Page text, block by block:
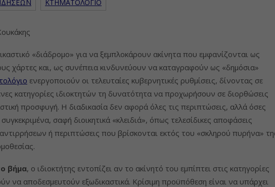
ΚΤΗΜΑΤΟΛΟΓΙΟ
«διάδρομο» για να ξεμπλοκάρουν ακίνητα που εμφανίζονται ως
χάρτες και, ως συνέπεια κινδυνεύουν να καταγραφούν ως «δημόσια»
ενεργοποιούν οι τελευταίες κυβερνητικές ρυθμίσεις, δίνοντας σε
κατηγορίες ιδιοκτητών τη δυνατότητα να προχωρήσουν σε διορθώσεις
προσφυγή. Η διαδικασία δεν αφορά όλες τις περιπτώσεις, αλλά όσες
σαφή διοικητικά «κλειδιά», όπως τελεσίδικες αποφάσεις
ή περιπτώσεις που βρίσκονται εκτός του «σκληρού πυρήνα»
βήμα, ο ιδιοκτήτης εντοπίζει αν το ακίνητό του εμπίπτει στις κατηγορίες
να αποδεσμευτούν εξωδικαστικά. Κρίσιμη προϋπόθεση είναι να υπάρχει